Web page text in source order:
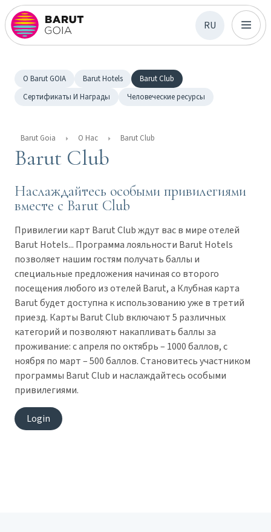
RU
О Barut GOIA Barut Hotels
Barut Club
Сертификаты И Награды
Человеческие ресурсы
Barut Goia О Нас Barut Club
Barut Club
Наслаждайтесь особыми привилегиями
вместе с Barut Club
Привилегии карт Barut Club ждут вас в мире отелей
Barut Hotels... Программа лояльности Barut Hotels
позволяет нашим гостям получать баллы и
специальные предложения начиная со второго
посещения любого из отелей Barut, а Клубная карта
Barut будет доступна к использованию уже в третий
приезд. Карты Barut Club включают 5 различных
категорий и позволяют накапливать баллы за
проживание: с апреля по октябрь – 1000 баллов, с
ноября по март – 500 баллов. Становитесь участником
программы Barut Club и наслаждайтесь особыми
привилегиями.
Login